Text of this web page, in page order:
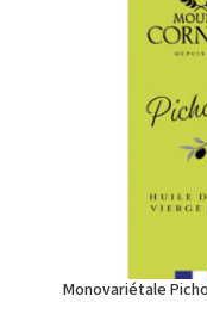
Monovariétale